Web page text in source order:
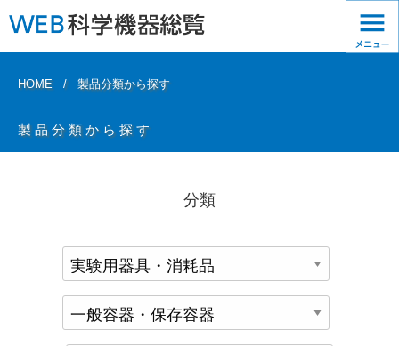
HOME 製品分類から探す
製品分類から探す
分類